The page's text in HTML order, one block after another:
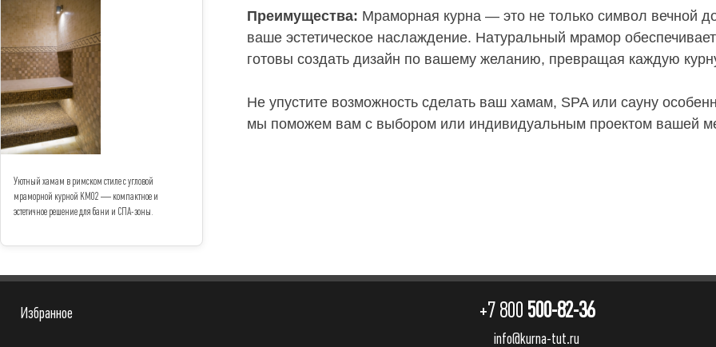
Уютный хамам в римском стиле с угловой
мраморной курной КМ02 — компактное и
эстетичное решение для бани и СПА-зоны.
Преимущества: Мраморная курна — это не только символ вечной
ваше эстетическое наслаждение. Натуральный мрамор
готовы создать дизайн по вашему желанию, превращая каждую
Не упустите возможность сделать ваш хамам, SPA или сауну
мы поможем вам с выбором или индивидуальным проектом вашей
Избранное +7 800 500-82-36
info@kurna-tut.ru